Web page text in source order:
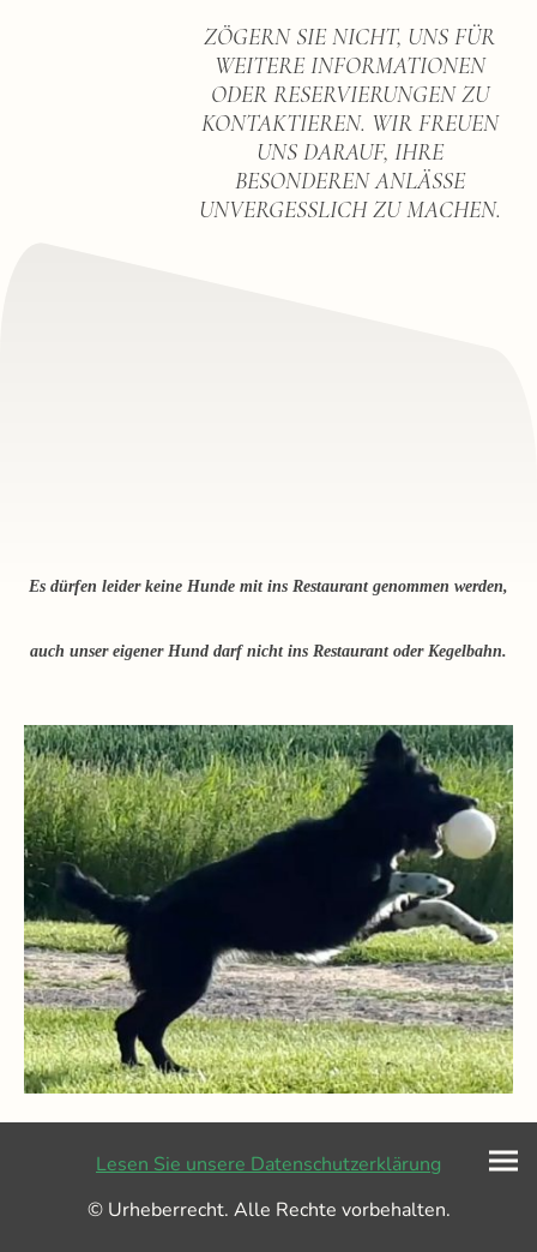
ZÖGERN SIE NICHT, UNS FÜR
WEITERE INFORMATIONEN
ODER RESERVIERUNGEN ZU
KONTAKTIEREN. WIR FREUEN
UNS DARAUF, IHRE
BESONDEREN ANLÄSSE
UNVERGESSLICH ZU MACHEN.
Es dürfen leider keine Hunde mit ins Restaurant genommen werden,
auch unser eigener Hund darf nicht ins Restaurant oder Kegelbahn.
Lesen Sie unsere Datenschutzerklärung
© Urheberrecht. Alle Rechte vorbehalten.